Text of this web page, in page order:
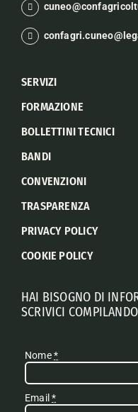
SERVIZI
FORMAZIONE
BOLLETTINI TECNICI
BANDI
CONVENZIONI
TRASPARENZA
PRIVACY POLICY
COOKIE POLICY
HAI BISOGNO DI
SCRIVICI
Nome*
Email*